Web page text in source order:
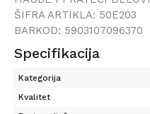
ŠIFRA ARTIKLA: 50E203
BARKOD: 5903107096370
Specifikacija
Kategorija
Kvalitet